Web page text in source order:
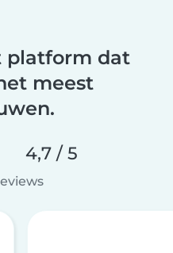
platform dat
meest
4,7 / 5